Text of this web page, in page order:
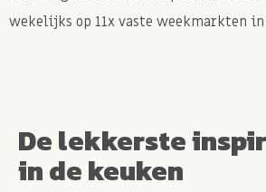
wekelijks op 11x vaste weekmarkten in
De lekkerste
in de keuken